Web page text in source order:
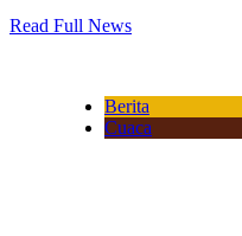
Read Full News
Berita
Cuaca